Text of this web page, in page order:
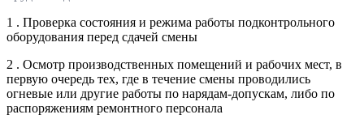
1 . Проверка состояния и режима работы подконтрольного
оборудования перед сдачей смены
2 . Осмотр производственных помещений и рабочих мест, в
первую очередь тех, где в течение смены проводились
огневые или другие работы по нарядам-допускам, либо по
распоряжениям ремонтного персонала